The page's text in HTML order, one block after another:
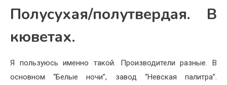
Полусухая/полутвердая. В
кюветах.
Я пользуюсь именно такой. Производители разные. В
основном “Белые ночи”, завод “Невская палитра”.